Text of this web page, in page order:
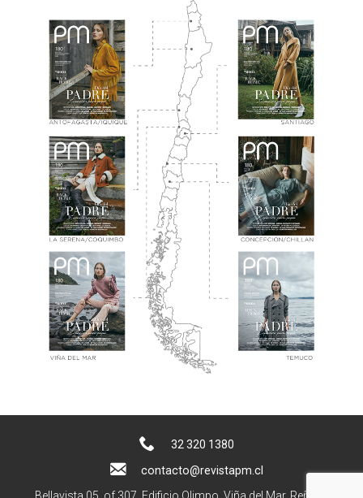
32 320 1380
contacto@revistapm.cl